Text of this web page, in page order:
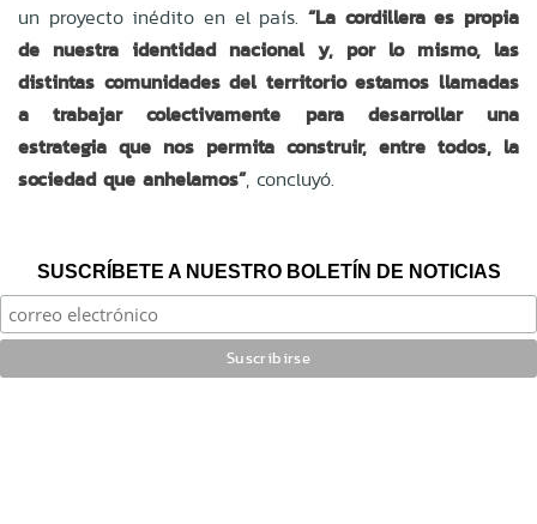
un proyecto inédito en el país. “La cordillera es propia
de nuestra identidad nacional y, por lo mismo, las
distintas comunidades del territorio estamos llamadas
a trabajar colectivamente para desarrollar una
estrategia que nos permita construir, entre todos, la
sociedad que anhelamos”, concluyó.
SUSCRÍBETE A NUESTRO BOLETÍN DE NOTICIAS